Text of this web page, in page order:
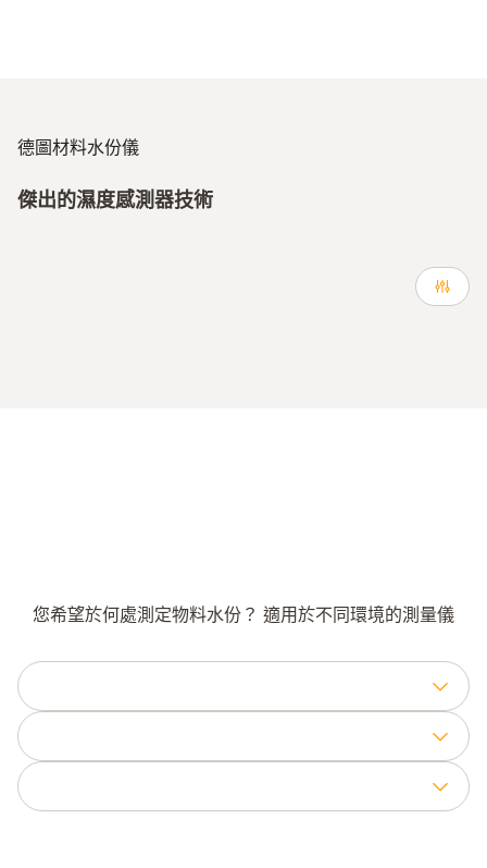
德圖材料水份儀
傑出的濕度感測器技術
您希望於何處測定物料水份？ 適用於不同環境的測量儀